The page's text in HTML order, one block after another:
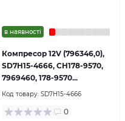
в наявності
Компресор 12V (796346,0),
SD7H15-4666, CH178-9570,
7969460, 178-9570...
Код товару: SD7H15-4666
0